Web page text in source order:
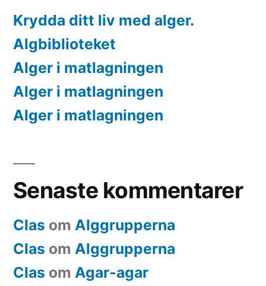
Krydda ditt liv med alger.
Algbiblioteket
Alger i matlagningen
Alger i matlagningen
Alger i matlagningen
Senaste kommentarer
Clas om Alggrupperna
Clas om Alggrupperna
Clas om Agar-agar